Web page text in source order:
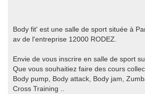
Body fit' est une salle de sport située à
av de l'entreprise 12000 RODEZ.
Envie de vous inscrire en salle de sport
Que vous souhaitiez faire des cours
Body pump, Body attack, Body jam,
Cross Training ..